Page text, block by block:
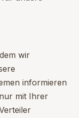
wir
informieren
mit Ihrer